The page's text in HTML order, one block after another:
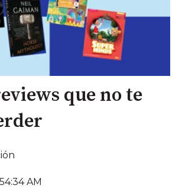
que no te
AM